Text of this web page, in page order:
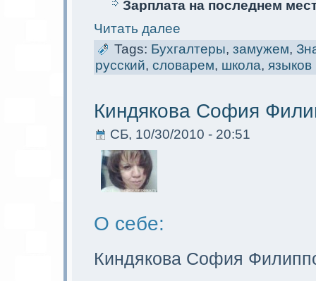
Зарплата на последнем
Читать далее
Tags: Бухгалтеры, замужем,
русский, словарем, школа, языков
Киндякова София
СБ, 10/30/2010 - 20:51
О себе:
Киндякова София